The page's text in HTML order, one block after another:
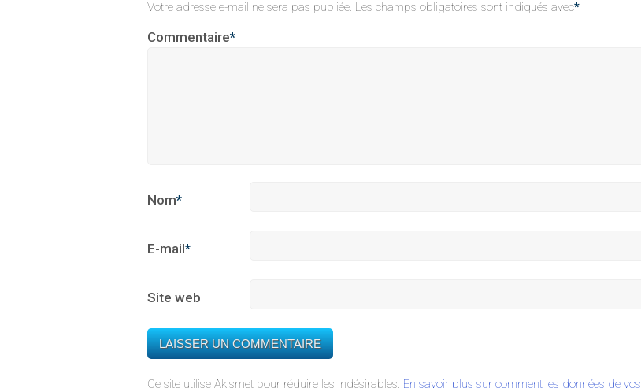
Votre adresse e-mail ne sera pas publiée. Les champs obligatoires sont indiqués avec*
Commentaire*
Nom*
E-mail*
Site web
Ce site utilise Akismet pour réduire les indésirables. En savoir plus sur comment les données de vos